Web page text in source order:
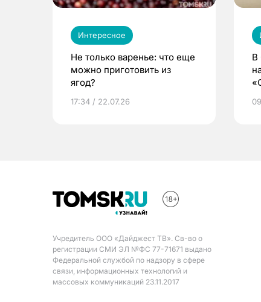
Интересное
Не только варенье: что еще
можно приготовить из
ягод?
17:34 / 22.07.26
В
Учредитель ООО «Дайджест ТВ». Св-во о
регистрации СМИ ЭЛ №ФС 77-71671 выдано
Федеральной службой по надзору в сфере
связи, информационных технологий и
массовых коммуникаций 23.11.2017